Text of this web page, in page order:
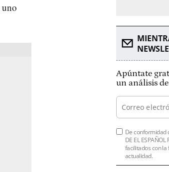
uno
Apúntate
un análisis
De conformidad
DE EL
facilitados con
actualidad.